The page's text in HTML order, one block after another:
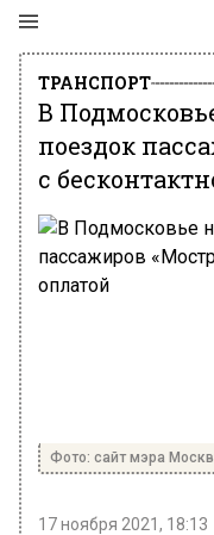
ТРАНСПОРТ
В
поездок
с
Фото: сайт мэра
17 ноября 2021, 18:13